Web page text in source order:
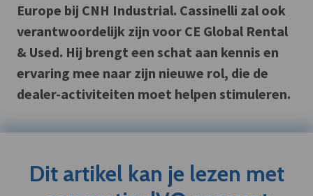
Europe bij CNH Industrial. Cassinelli zal ook
verantwoordelijk zijn voor CE Global Rental
& Used. Hij brengt een schat aan kennis en
ervaring mee naar zijn nieuwe rol, die de
dealer-activiteiten moet helpen stimuleren.
Dit artikel kan je lezen met